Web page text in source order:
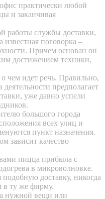
практически любой
и заканчивая
работы службы доставки,
известная поговорка –
Причем основан он
достижением техники,
чем идет речь. Правильно,
предполагает
уже давно успели
большого города
всех улиц и
пункт назначения.
зависит качество
вами пицца прибыла с
в микроволновке.
доставку, никогда
в ту же фирму.
нужной вещи или